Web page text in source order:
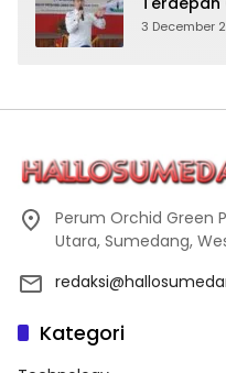
3 December
Perum Orchid Green
Utara, Sumedang,
Kategori